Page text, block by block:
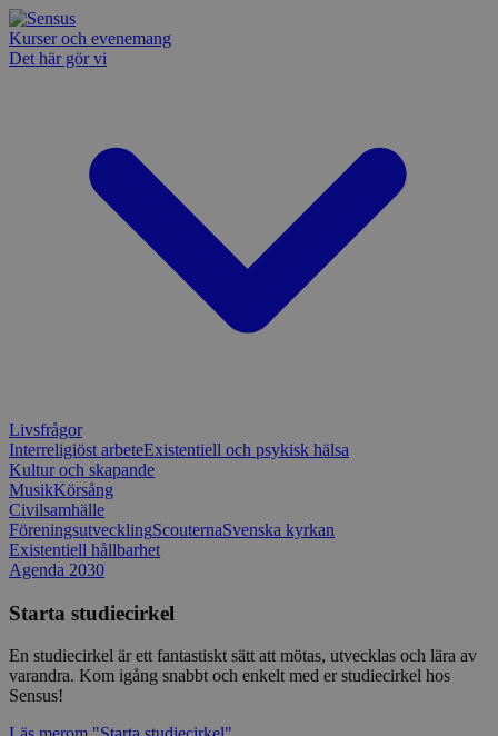
Kurser och evenemang
Det här gör vi
Livsfrågor
Interreligiöst arbeteExistentiell och psykisk hälsa
Kultur och skapande
MusikKörsång
Civilsamhälle
FöreningsutvecklingScouternaSvenska kyrkan
Existentiell hållbarhet
Agenda 2030
Starta studiecirkel
En studiecirkel är ett fantastiskt sätt att mötas, utvecklas och lära av
varandra. Kom igång snabbt och enkelt med er studiecirkel hos
Sensus!